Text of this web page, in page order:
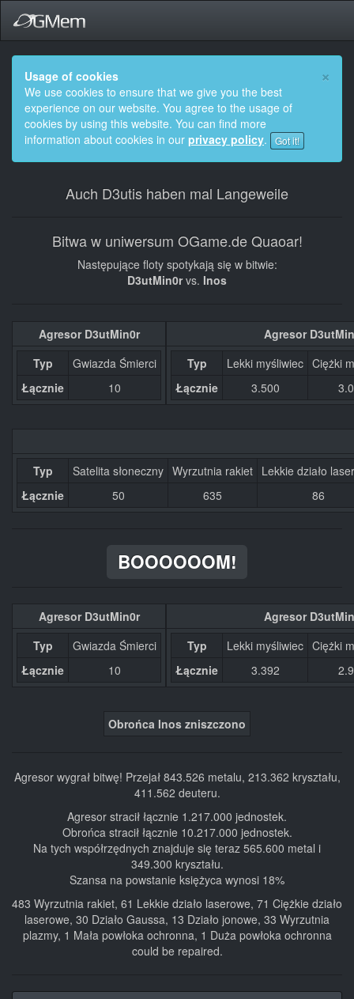
×
Usage of cookies
We use cookies to ensure that we give you the best
experience on our website. You agree to the usage of
cookies by using this website. You can find more
information about cookies in our privacy policy. Got it!
Auch D3utis haben mal Langeweile
Bitwa w uniwersum OGame.de Quaoar!
Następujące floty spotykają się w bitwie:
D3utMin0rvs. Inos
Agresor D3utMin0r
Typ
Gwiazda Śmierci
Łącznie
10
Agresor
Typ
Lekki myśliwiec Ciężki
Łącznie
3.500
Typ Satelita słoneczny Wyrzutnia rakiet Lekkie działo
Łącznie
50 635 86
BOOOOOOM!
Agresor D3utMin0r
Typ
Gwiazda Śmierci
Łącznie
10
Agresor
Typ
Lekki myśliwiec Ciężki
Łącznie
3.392
Obrońca Inos zniszczono
Agresor wygrał bitwę! Przejał 843.526 metalu, 213.362 kryształu,
411.562 deuteru.
Agresor stracił łącznie 1.217.000 jednostek.
Obrońca stracił łącznie 10.217.000 jednostek.
Na tych współrzędnych znajduje się teraz 565.600 metal i
349.300 kryształu.
Szansa na powstanie księżyca wynosi 18%
483 Wyrzutnia rakiet, 61 Lekkie działo laserowe, 71 Ciężkie działo
laserowe, 30 Działo Gaussa, 13 Działo jonowe, 33 Wyrzutnia
plazmy, 1 Mała powłoka ochronna, 1 Duża powłoka ochronna
could be repaired.